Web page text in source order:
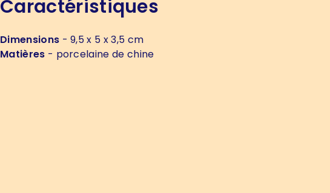
Caractéristiques
Dimensions - 9,5 x 5 x 3,5 cm
Matières - porcelaine de chine